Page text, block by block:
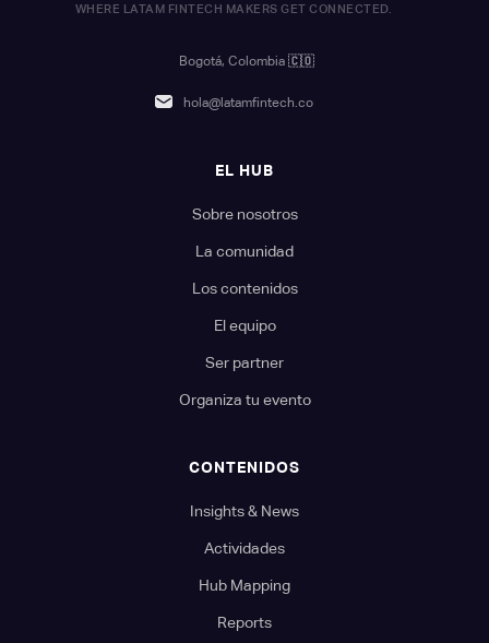
WHERE LATAM FINTECH MAKERS GET CONNECTED.
Bogotá, Colombia 🇨🇴
hola@latamfintech.co
EL HUB
Sobre nosotros
La comunidad
Los contenidos
El equipo
Ser partner
Organiza tu evento
CONTENIDOS
Insights & News
Actividades
Hub Mapping
Reports